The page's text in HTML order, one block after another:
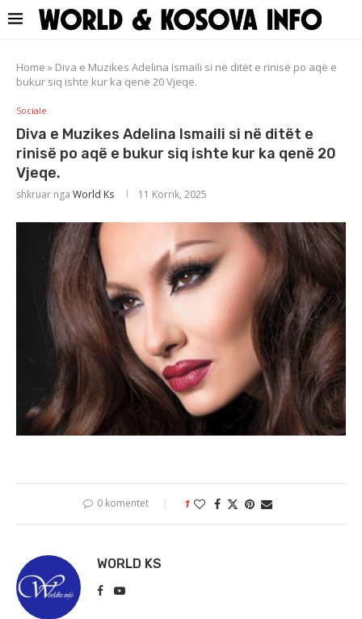
Home » Diva e Muzikes Adelina Ismaili si në ditët e rinisë po aqë e
bukur siq ishte kur ka qenë 20 Vjeqe.
Sociale
Diva e Muzikes Adelina Ismaili si në ditët e
rinisë po aqë e bukur siq ishte kur ka qenë 20
Vjeqe.
shkruar nga World Ks 11 Korrik, 2025
0 komentet 1
WORLD KS